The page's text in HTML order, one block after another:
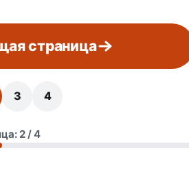
страница
3 4
2 / 4